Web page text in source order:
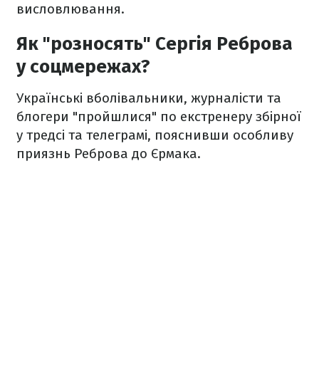
висловлювання.
Як "розносять" Сергія Реброва
у соцмережах?
Українські вболівальники, журналісти та
блогери "пройшлися" по екстренеру збірної
у тредсі та телеграмі, пояснивши особливу
приязнь Реброва до Єрмака.